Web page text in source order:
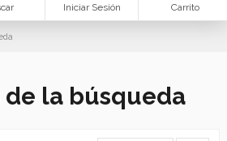
Iniciar Sesión Carrito
de la búsqueda